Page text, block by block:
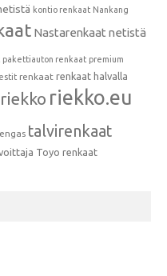
kontio renkaat Nankang
Nastarenkaat netistä
pakettiauton renkaat premium
renkaat renkaat halvalla
riekko riekko.eu
talvirenkaat
Toyo renkaat